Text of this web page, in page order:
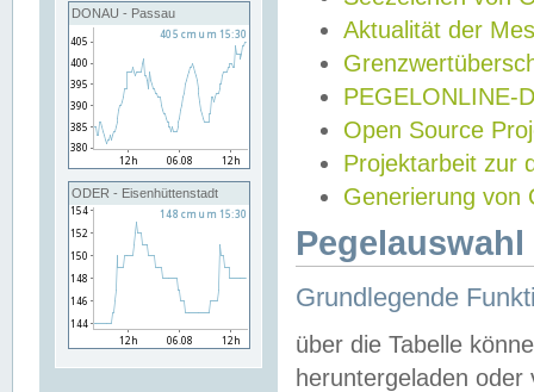
DONAU - Passau
ODER - Eisenhüttenstadt
Aktualität der
PEGELONLINE-
Open Source
Projektarbeit zur
Generierung von
Grundlegende
über die Tabelle
heruntergeladen oder